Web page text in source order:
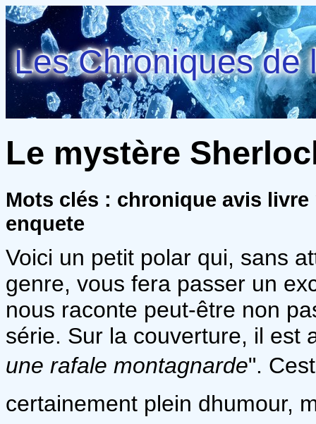
Les Chroniques de
Le mystère
Mots clés : chronique avis
enquete
Voici un petit polar qui, sans
genre, vous fera passer un
nous raconte peut-être non
série. Sur la couverture, il est
une rafale montagnarde".
certainement plein dhumour,